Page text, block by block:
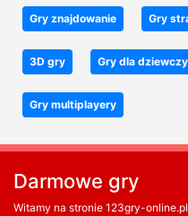
Gry znajdowanie Gry
3D gry Gry dla
Gry multiplayery
Darmowe gry
Witamy na stronie 123gry-